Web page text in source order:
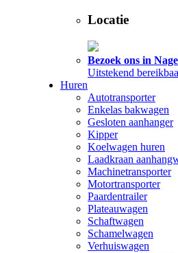
Locatie
Bezoek ons in
Uitstekend
Huren
Autotransporter
Enkelas bakwagen
Gesloten aanhanger
Kipper
Koelwagen huren
Laadkraan
Machinetransporter
Motortransporter
Paardentrailer
Plateauwagen
Schaftwagen
Schamelwagen
Verhuiswagen